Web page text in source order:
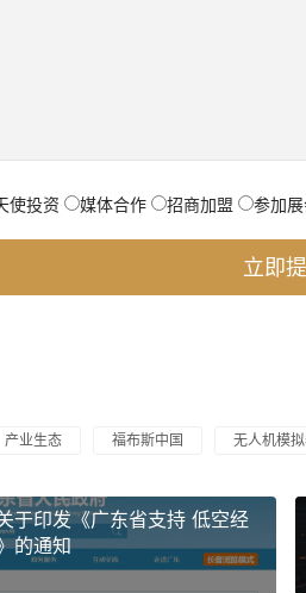
使投资 媒体合作 招商加盟 参加
产业生态 福布斯中国 无人机模
于印发《广东省支持 低空经
的通知